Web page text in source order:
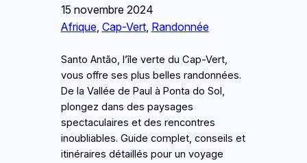
15 novembre 2024
Afrique, Cap-Vert, Randonnée
Santo Antão, l’île verte du Cap-Vert,
vous offre ses plus belles randonnées.
De la Vallée de Paul à Ponta do Sol,
plongez dans des paysages
spectaculaires et des rencontres
inoubliables. Guide complet, conseils et
itinéraires détaillés pour un voyage